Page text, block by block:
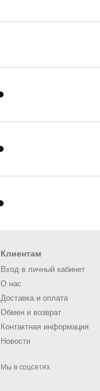
Клиентам
Вход в личный кабинет
О нас
Доставка и оплата
Обмен и возврат
Контактная информация
Новости
Мы в соцсетях